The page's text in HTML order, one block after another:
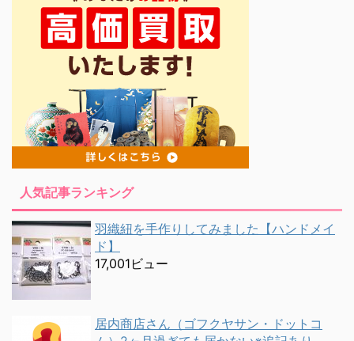
人気記事ランキング
羽織紐を手作りしてみました【ハンドメイ
ド】
17,001ビュー
居内商店さん（ゴフクヤサン・ドットコ